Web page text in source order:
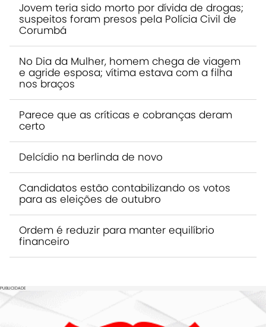
Jovem teria sido morto por dívida de drogas;
suspeitos foram presos pela Polícia Civil de
Corumbá
No Dia da Mulher, homem chega de viagem
e agride esposa; vítima estava com a filha
nos braços
Parece que as críticas e cobranças deram
certo
Delcídio na berlinda de novo
Candidatos estão contabilizando os votos
para as eleições de outubro
Ordem é reduzir para manter equilíbrio
financeiro
PUBLICIDADE